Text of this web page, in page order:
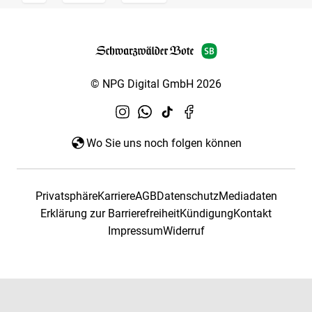
© NPG Digital GmbH 2026
Wo Sie uns noch folgen können
PrivatsphäreKarriereAGBDatenschutzMediadaten
Erklärung zur BarrierefreiheitKündigungKontakt
ImpressumWiderruf